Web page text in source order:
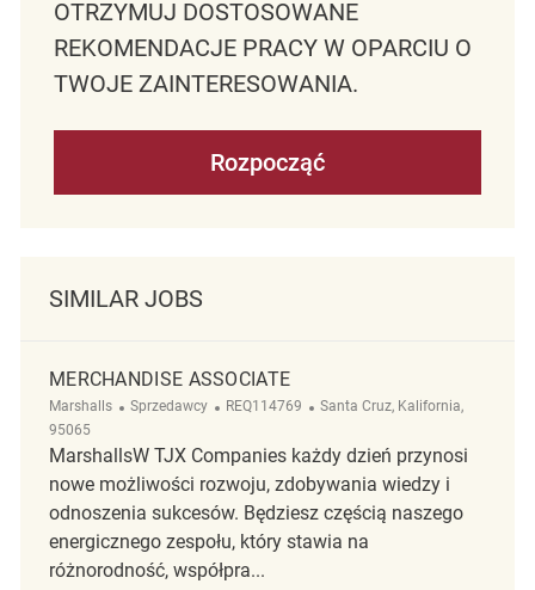
OTRZYMUJ DOSTOSOWANE
REKOMENDACJE PRACY W OPARCIU O
TWOJE ZAINTERESOWANIA.
Rozpocząć
SIMILAR JOBS
MERCHANDISE ASSOCIATE
Marshalls Kategoria
Sprzedawcy ReqId
REQ114769 Lokalizacja
Santa Cruz, Kalifornia,
95065
MarshallsW TJX Companies każdy dzień przynosi
nowe możliwości rozwoju, zdobywania wiedzy i
odnoszenia sukcesów. Będziesz częścią naszego
energicznego zespołu, który stawia na
różnorodność, współpra...